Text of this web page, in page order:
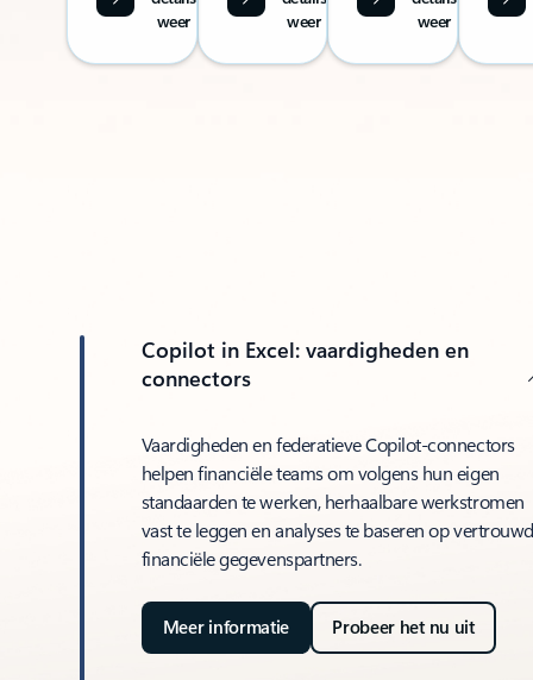
weer
weer
weer
Copilot in Excel: vaardigheden en
connectors
Vaardigheden en federatieve Copilot-connectors
helpen financiële teams om volgens hun eigen
standaarden te werken, herhaalbare werkstromen
vast te leggen en analyses te baseren op
financiële gegevenspartners.
Meer informatie Probeer het nu uit